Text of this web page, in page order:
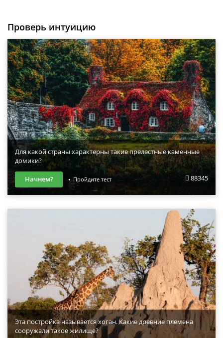
Проверь интуицию
Для какой страны характерны такие прелестные каменные
домики?
88345
Начнем? Пройдите тест
Эта постройка называется хоган. Какие древние племена
сооружали такое жилище?